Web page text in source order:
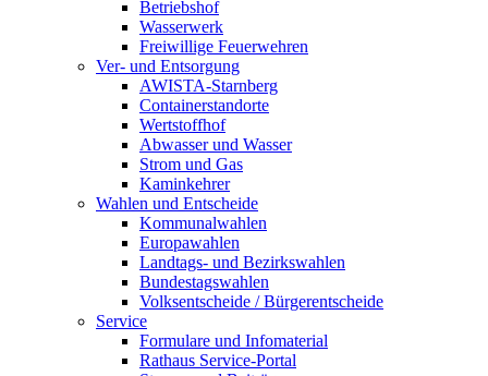
Betriebshof
Wasserwerk
Freiwillige Feuerwehren
Ver- und Entsorgung
AWISTA-Starnberg
Containerstandorte
Wertstoffhof
Abwasser und Wasser
Strom und Gas
Kaminkehrer
Wahlen und Entscheide
Kommunalwahlen
Europawahlen
Landtags- und Bezirkswahlen
Bundestagswahlen
Volksentscheide / Bürgerentscheide
Service
Formulare und Infomaterial
Rathaus Service-Portal